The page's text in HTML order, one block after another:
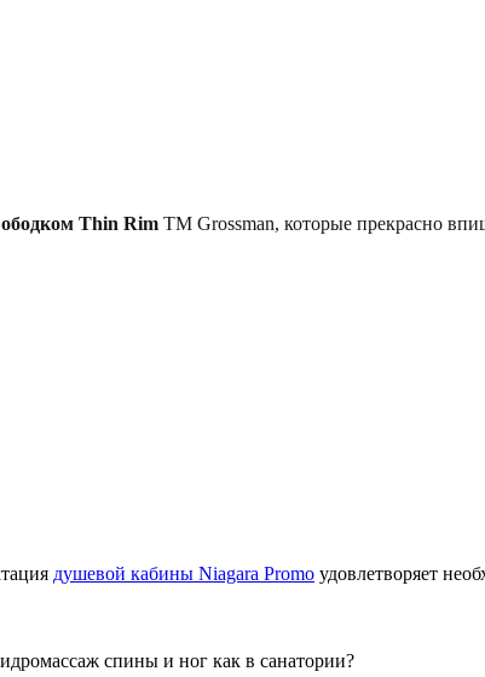
Thin Rim TM Grossman, которые прекрасно
душевой кабины Niagara Promo удовлетворяет
спины и ног как в санатории?